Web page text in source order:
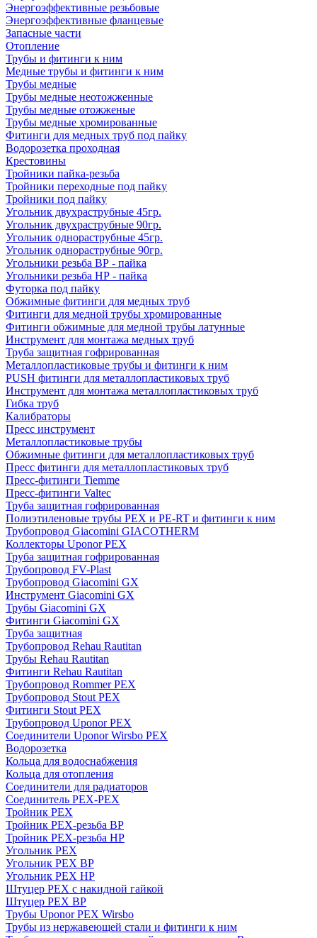
Энергоэффективные резьбовые
Энергоэффективные фланцевые
Запасные части
Отопление
Трубы и фитинги к ним
Медные трубы и фитинги к ним
Трубы медные
Трубы медные неотожженные
Трубы медные отожженые
Трубы медные хромированные
Фитинги для медных труб под пайку
Водорозетка проходная
Крестовины
Тройники пайка-резьба
Тройники переходные под пайку
Тройники под пайку
Угольник двухраструбные 45гр.
Угольник двухраструбные 90гр.
Угольник однораструбные 45гр.
Угольник однораструбные 90гр.
Угольники резьба ВР - пайка
Угольники резьба НР - пайка
Футорка под пайку
Обжимные фитинги для медных труб
Фитинги для медной трубы хромированные
Фитинги обжимные для медной трубы латунные
Инструмент для монтажа медных труб
Труба защитная гофрированная
Металлопластиковые трубы и фитинги к ним
PUSH фитинги для металлопластиковых труб
Инструмент для монтажа металлопластиковых труб
Гибка труб
Калибраторы
Пресс инструмент
Металлопластиковые трубы
Обжимные фитинги для металлопластиковых труб
Пресс фитинги для металлопластиковых труб
Пресс-фитинги Tiemme
Пресс-фитинги Valtec
Труба защитная гофрированная
Полиэтиленовые трубы PEX и PE-RT и фитинги к ним
Трубопровод Giacomini GIACOTHERM
Коллекторы Uponor PEX
Труба защитная гофрированная
Трубопровод FV-Plast
Трубопровод Giacomini GX
Инструмент Giacomini GX
Трубы Giacomini GX
Фитинги Giacomini GX
Труба защитная
Трубопровод Rehau Rautitan
Трубы Rehau Rautitan
Фитинги Rehau Rautitan
Трубопровод Rommer PEX
Трубопровод Stout PEX
Фитинги Stout PEX
Трубопровод Uponor PEX
Соединители Uponor Wirsbo PEX
Водорозетка
Кольца для водоснабжения
Кольца для отопления
Соединители для радиаторов
Соединитель PEX-PEX
Тройник PEX
Тройник PEX-резьба ВР
Тройник PEX-резьба НР
Угольник PEX
Угольник PEX ВР
Угольник PEX НР
Штуцер PEX c накидной гайкой
Штуцер PEX ВР
Трубы Uponor PEX Wirsbo
Трубы из нержавеющей стали и фитинги к ним